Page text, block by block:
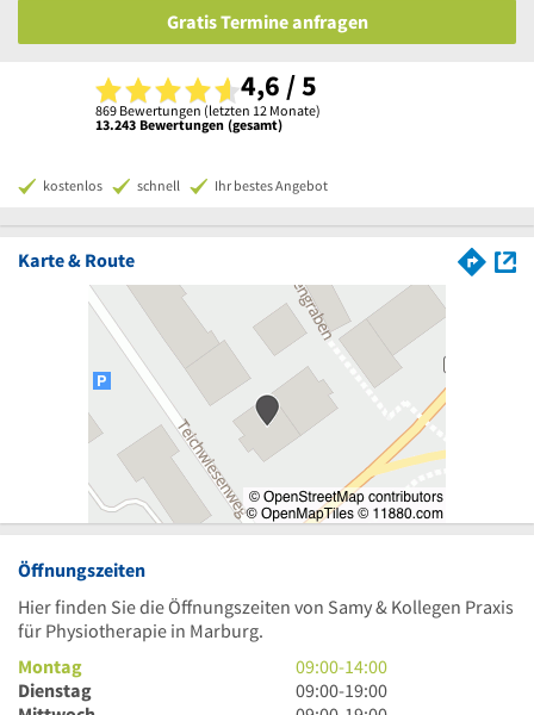
Gratis Termine anfragen
4,6 / 5
869 Bewertungen (letzten 12 Monate)
13.243 Bewertungen (gesamt)
kostenlos schnell Ihr bestes Angebot
Karte & Route
Öffnungszeiten
Hier finden Sie die Öffnungszeiten von Samy & Kollegen Praxis
für Physiotherapie in Marburg.
Montag
9
Uhr
09:00-14:00
Dienstag
9
09:00-19:00